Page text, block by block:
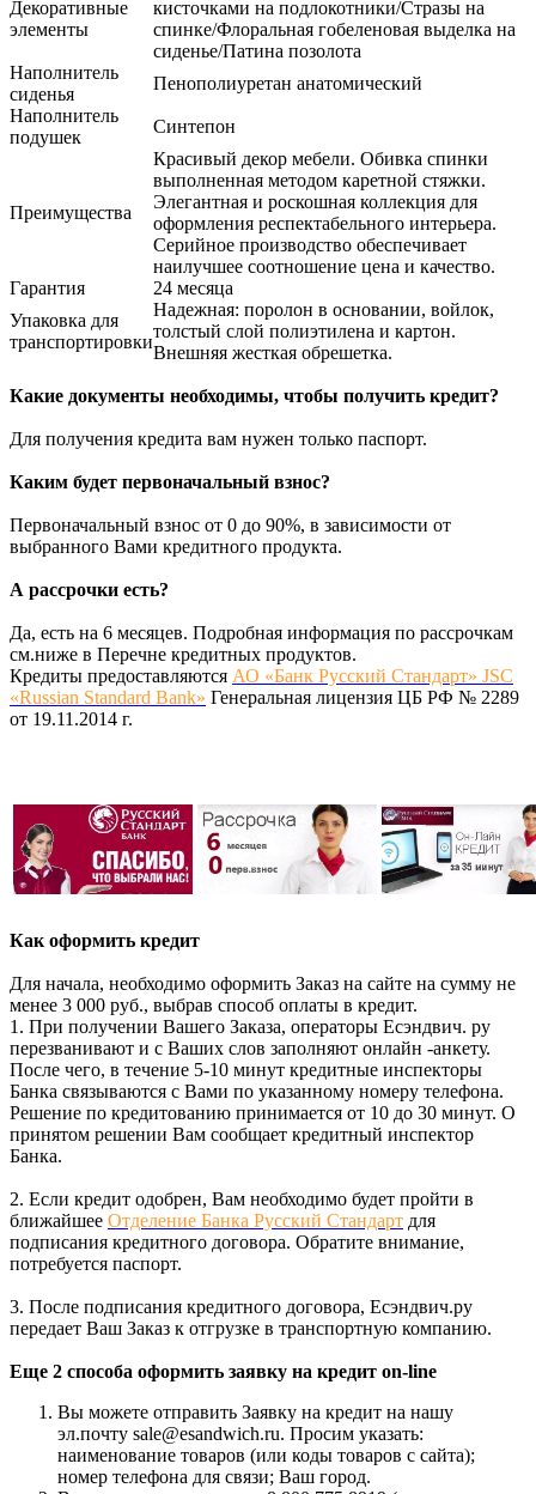
Декоративные
элементы
кисточками на подлокотники/Стразы на
спинке/Флоральная гобеленовая выделка на
сиденье/Патина позолота
Наполнитель
сиденья
Пенополиуретан анатомический
Наполнитель
подушек
Синтепон
Преимущества
Красивый декор мебели. Обивка спинки
выполненная методом каретной стяжки.
Элегантная и роскошная коллекция для
оформления респектабельного интерьера.
Серийное производство обеспечивает
наилучшее соотношение цена и качество.
Гарантия
24 месяца
Упаковка для
транспортировки
Надежная: поролон в основании, войлок,
толстый слой полиэтилена и картон.
Внешняя жесткая обрешетка.
Какие документы необходимы, чтобы получить кредит?
Для получения кредита вам нужен только паспорт.
Каким будет первоначальный взнос?
Первоначальный взнос от 0 до 90%, в зависимости от
выбранного Вами кредитного продукта.
А рассрочки есть?
Да, есть на 6 месяцев. Подробная информация по рассрочкам
см.ниже в Перечне кредитных продуктов.
Кредиты предоставляются АО «Банк Русский Стандарт» JSC
«Russian Standard Bank» Генеральная лицензия ЦБ РФ № 2289
от 19.11.2014 г.
Как оформить кредит
Для начала, необходимо оформить Заказ на сайте на сумму не
менее 3 000 руб., выбрав способ оплаты в кредит.
1. При получении Вашего Заказа, операторы Есэндвич. ру
перезванивают и с Ваших слов заполняют онлайн -анкету.
После чего, в течение 5-10 минут кредитные инспекторы
Банка связываются с Вами по указанному номеру телефона.
Решение по кредитованию принимается от 10 до 30 минут. О
принятом решении Вам сообщает кредитный инспектор
Банка.
2. Если кредит одобрен, Вам необходимо будет пройти в
ближайшее Отделение Банка Русский Стандарт для
подписания кредитного договора. Обратите внимание,
потребуется паспорт.
3. После подписания кредитного договора, Есэндвич.ру
передает Ваш Заказ к отгрузке в транспортную компанию.
Еще 2 способа оформить заявку на кредит on-line
Вы можете отправить Заявку на кредит на нашу
эл.почту sale@esandwich.ru. Просим указать:
наименование товаров (или коды товаров с сайта);
номер телефона для связи; Ваш город.